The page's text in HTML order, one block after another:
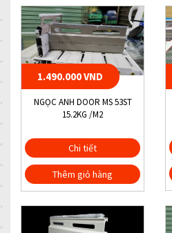
1.490.000 VND
NGỌC ANH DOOR MS 53ST
15.2KG /M2
Chi tiết
Thêm giỏ hàng